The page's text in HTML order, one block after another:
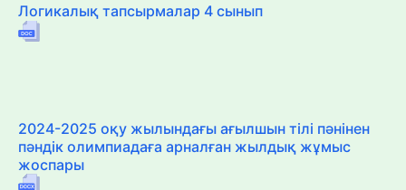
Логикалық тапсырмалар 4 сынып
2024-2025 оқу жылындағы ағылшын тілі пәнінен
пәндік олимпиадаға арналған жылдық жұмыс
жоспары